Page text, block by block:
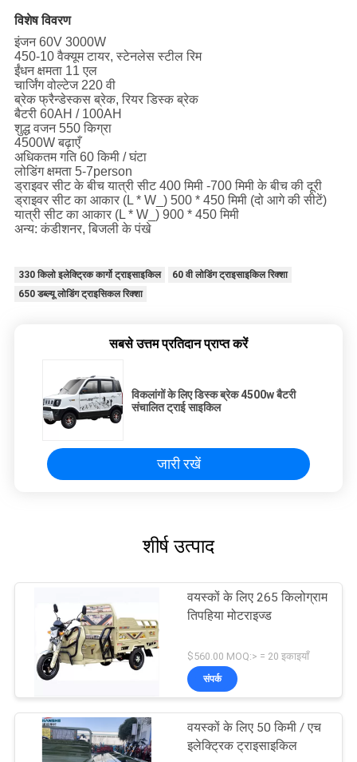
विशेष विवरण
इंजन 60V 3000W
450-10 वैक्यूम टायर, स्टेनलेस स्टील रिम
ईंधन क्षमता 11 एल
चार्जिंग वोल्टेज 220 वी
ब्रेक फ्रैन्डेस्कस ब्रेक, रियर डिस्क ब्रेक
बैटरी 60AH / 100AH
शुद्ध वजन 550 किग्रा
4500W बढ़ाएँ
अधिकतम गति 60 किमी / घंटा
लोडिंग क्षमता 5-7person
ड्राइवर सीट के बीच यात्री सीट 400 मिमी -700 मिमी के बीच की दूरी
ड्राइवर सीट का आकार (L * W_) 500 * 450 मिमी (दो आगे की सीटें)
यात्री सीट का आकार (L * W_) 900 * 450 मिमी
अन्य: कंडीशनर, बिजली के पंखे
330 किलो इलेक्ट्रिक कार्गो ट्राइसाइकिल
60 वी लोडिंग ट्राइसाइकिल रिक्शा
650 डब्ल्यू लोडिंग ट्राइसिकल रिक्शा
सबसे उत्तम प्रतिदान प्राप्त करें
विकलांगों के लिए डिस्क ब्रेक 4500w बैटरी
संचालित ट्राई साइकिल
जारी रखें
शीर्ष उत्पाद
वयस्कों के लिए 265 किलोग्राम
तिपहिया मोटराइज्ड
$560.00 MOQ:> = 20 इकाइयाँ
संपर्क
वयस्कों के लिए 50 किमी / एच
इलेक्ट्रिक ट्राइसाइकिल